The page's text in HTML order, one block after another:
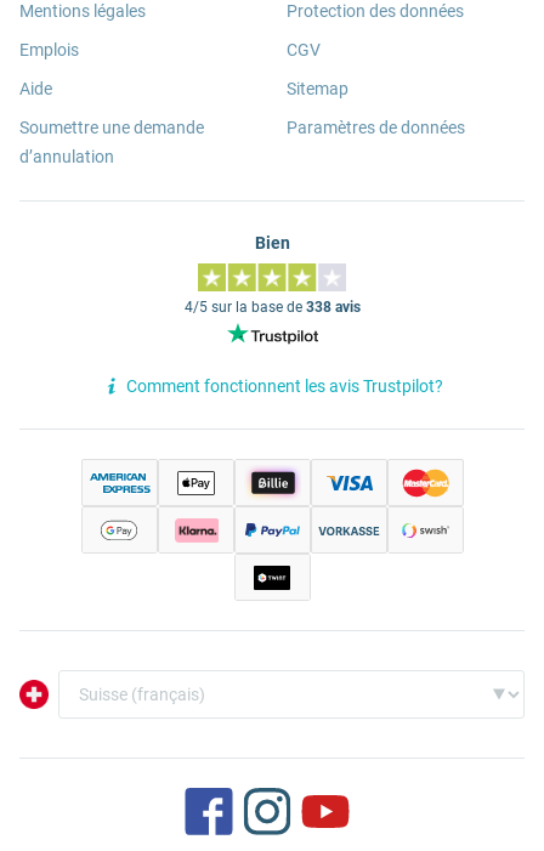
Mentions légales
Emplois
Aide
Soumettre une demande
d’annulation
Protection des données
CGV
Sitemap
Paramètres de données
Bien
4/5 sur la base de 338 avis
Comment fonctionnent les avis Trustpilot?